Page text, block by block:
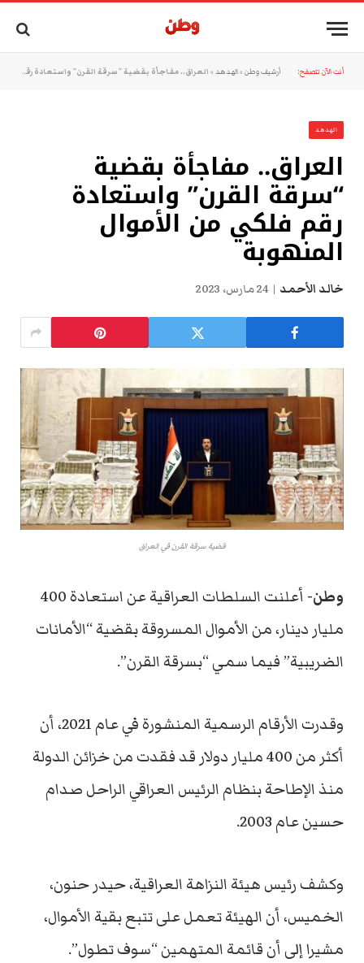
أنت الآن تتصفح: أرشيف وطن »الهدهد » العراق.. مفاجأة بقضية “سرقة القرن” واستعادة رقم فلكي من الأموال المنهوبة
الهدهد
العراق.. مفاجأة بقضية
“سرقة القرن” واستعادة
رقم فلكي من الأموال
المنهوبة
خالد الأحمد 24 مارس، 2023
قضية سرقة القرن في العراق
وطن-
أعلنت السلطات العراقية عن استعادة 400
مليار دينار، من الأموال المسروقة بقضية “الأمانات
الضريبية” فيما سمي “بسرقة القرن”.
وقدرت الأرقام الرسمية المنشورة في عام 2021، أن
أكثر من 400 مليار دولار قد فقدت من خزائن الدولة
منذ الإطاحة بنظام الرئيس العراقي الراحل صدام
حسين عام 2003.
وكشف رئيس هيئة النزاهة العراقية، حيدر حنون،
الخميس، أن الهيئة تعمل على تتبع بقية الأموال،
مشيرا إلى أن قائمة المتهمين “سوف تطول”.